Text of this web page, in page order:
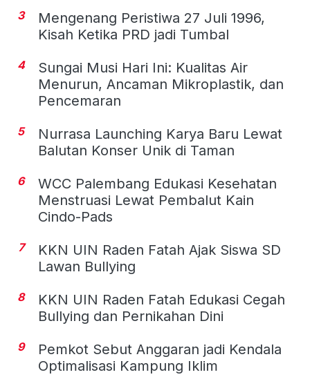
3
Mengenang Peristiwa 27 Juli 1996,
Kisah Ketika PRD jadi Tumbal
4
Sungai Musi Hari Ini: Kualitas Air
Menurun, Ancaman Mikroplastik, dan
Pencemaran
5
Nurrasa Launching Karya Baru Lewat
Balutan Konser Unik di Taman
6
WCC Palembang Edukasi Kesehatan
Menstruasi Lewat Pembalut Kain
Cindo-Pads
7
KKN UIN Raden Fatah Ajak Siswa SD
Lawan Bullying
8
KKN UIN Raden Fatah Edukasi Cegah
Bullying dan Pernikahan Dini
9
Pemkot Sebut Anggaran jadi Kendala
Optimalisasi Kampung Iklim